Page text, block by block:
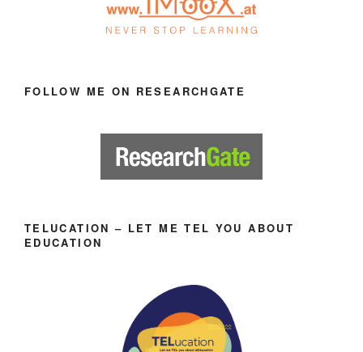
FOLLOW ME ON RESEARCHGATE
TELUCATION – LET ME TEL YOU ABOUT
EDUCATION